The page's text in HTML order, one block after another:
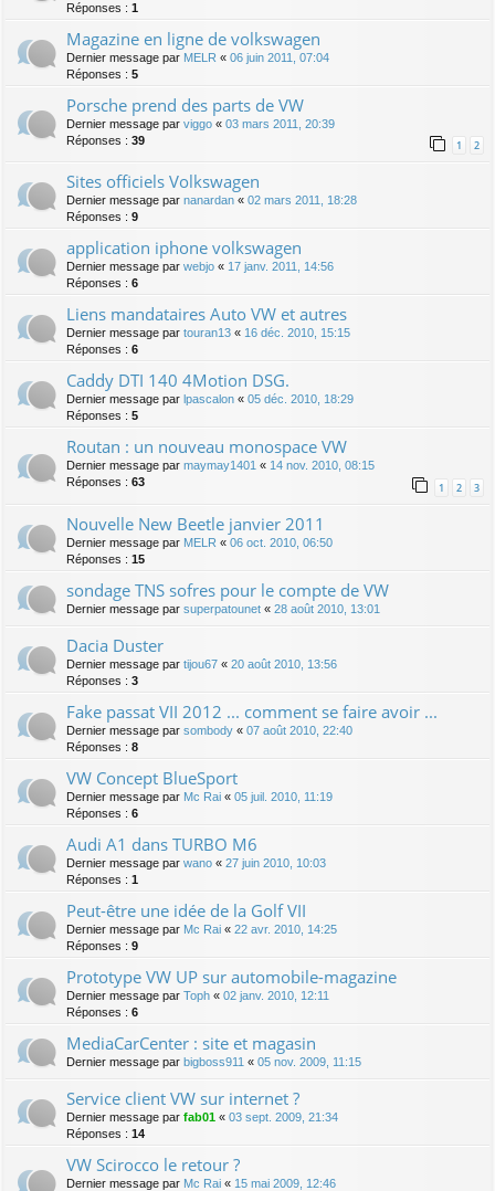
Réponses : 1
Magazine en ligne de volkswagen
Dernier message par MELR « 06 juin 2011, 07:04
Réponses : 5
Porsche prend des parts de VW
Dernier message par viggo « 03 mars 2011, 20:39
Réponses : 39 1 2
Sites officiels Volkswagen
Dernier message par nanardan « 02 mars 2011, 18:28
Réponses : 9
application iphone volkswagen
Dernier message par webjo « 17 janv. 2011, 14:56
Réponses : 6
Liens mandataires Auto VW et autres
Dernier message par touran13 « 16 déc. 2010, 15:15
Réponses : 6
Caddy DTI 140 4Motion DSG.
Dernier message par lpascalon « 05 déc. 2010, 18:29
Réponses : 5
Routan : un nouveau monospace VW
Dernier message par maymay1401 « 14 nov. 2010, 08:15
Réponses : 63 1 2 3
Nouvelle New Beetle janvier 2011
Dernier message par MELR « 06 oct. 2010, 06:50
Réponses : 15
sondage TNS sofres pour le compte de VW
Dernier message par superpatounet « 28 août 2010, 13:01
Dacia Duster
Dernier message par tijou67 « 20 août 2010, 13:56
Réponses : 3
Fake passat VII 2012 ... comment se faire avoir ...
Dernier message par sombody « 07 août 2010, 22:40
Réponses : 8
VW Concept BlueSport
Dernier message par Mc Rai « 05 juil. 2010, 11:19
Réponses : 6
Audi A1 dans TURBO M6
Dernier message par wano « 27 juin 2010, 10:03
Réponses : 1
Peut-être une idée de la Golf VII
Dernier message par Mc Rai « 22 avr. 2010, 14:25
Réponses : 9
Prototype VW UP sur automobile-magazine
Dernier message par Toph « 02 janv. 2010, 12:11
Réponses : 6
MediaCarCenter : site et magasin
Dernier message par bigboss911 « 05 nov. 2009, 11:15
Service client VW sur internet ?
Dernier message par fab01 « 03 sept. 2009, 21:34
Réponses : 14
VW Scirocco le retour ?
Dernier message par Mc Rai « 15 mai 2009, 12:46